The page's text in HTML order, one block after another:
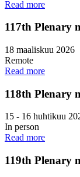
Read more
117th Plenary
18 maaliskuu 2026
Remote
Read more
118th Plenary
15 - 16 huhtikuu
In person
Read more
119th Plenary